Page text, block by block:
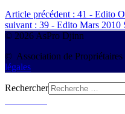
Article précédent : 41 - Edito
suivant : 39 - Edito Mars 2010
© 2026 AsPro Djinn
© Association de
légales
Rechercher